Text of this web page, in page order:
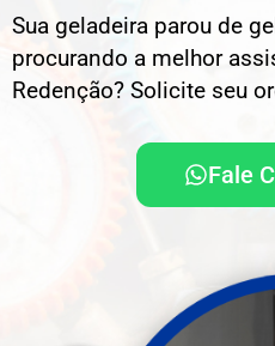
Sua geladeira parou de
procurando a melhor
Redenção? Solicite seu
Fale